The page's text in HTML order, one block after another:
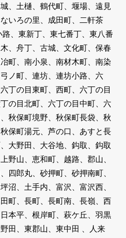
、土樋、鶴代町、堰場、遠見
いろの里、成田町、二軒茶
、東新丁、東七番丁、東八番
、舟丁、古城、文化町、保春
町、南小泉、南材木町、南染
ノ町、連坊、連坊小路、六
丁の目東町、西町、六丁の目
の目北町、六丁の目中町、六
秋保町境野、秋保町長袋、秋
保町湯元、芦の口、あすと長
大野田、大谷地、鈎取、鈎取
野山、恵和町、越路、郡山、
四郎丸、砂押町、砂押南町、
沼、土手内、富沢、富沢西、
町、長町、長町南、長嶺、西
本平、根岸町、萩ケ丘、羽黒
田、東郡山、東中田 、人来